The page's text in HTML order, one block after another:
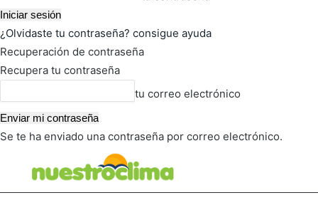
¿Olvidaste tu contraseña? consigue ayuda
Recuperación de contraseña
Recupera tu contraseña
tu correo electrónico
Se te ha enviado una contraseña por correo electrónico.